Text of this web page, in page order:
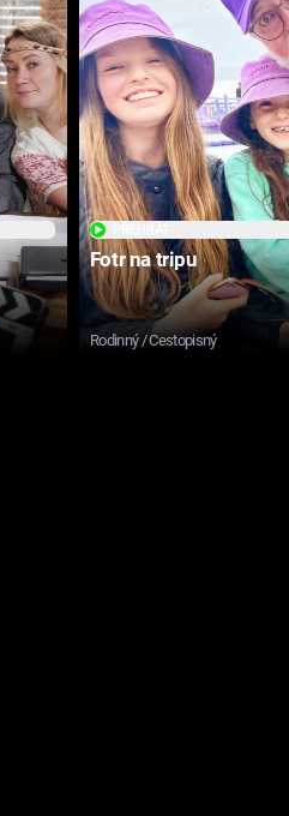
Fotr na tripu
Rodinný / Cestopisný